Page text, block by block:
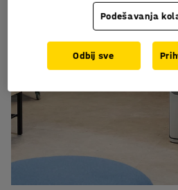
Podešavanja
Odbij sve